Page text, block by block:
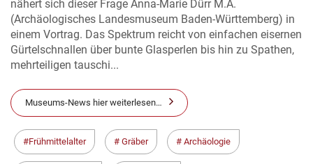
nähert sich dieser Frage Anna-Marie Dürr M.A.
(Archäologisches Landesmuseum Baden-Württemberg) in
einem Vortrag. Das Spektrum reicht von einfachen eisernen
Gürtelschnallen über bunte Glasperlen bis hin zu Spathen,
mehrteiligen tauschi...
Museums-News hier weiterlesen…
Frühmittelalter Gräber Archäologie